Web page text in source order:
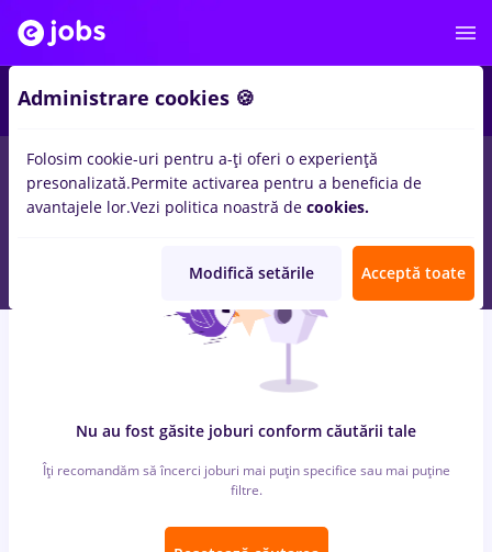
locuri de muncacu salarii rigipsar zugrav faiantar
pentruEntry-Level (< 2 ani)inBanci, Medicina / Sanatate
Nu au fost găsite joburi conform căutării tale
Îți recomandăm să încerci joburi mai puțin specifice sau mai puține
filtre.
Administrare cookies 🍪
Folosim cookie-uri pentru a-ți oferi o experiență
presonalizată.Permite activarea pentru a beneficia de
avantajele lor.Vezi politica noastră de cookies.
Modifică setările Acceptă toate